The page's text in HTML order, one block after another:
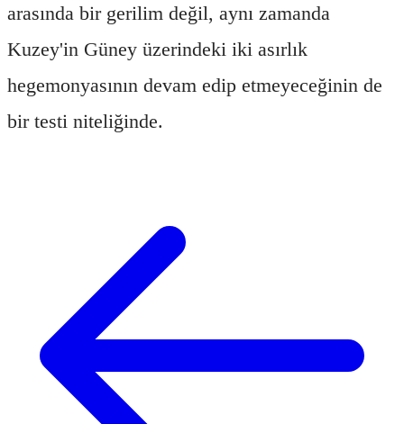
arasında bir gerilim değil, aynı zamanda
Kuzey'in Güney üzerindeki iki asırlık
hegemonyasının devam edip etmeyeceğinin de
bir testi niteliğinde.